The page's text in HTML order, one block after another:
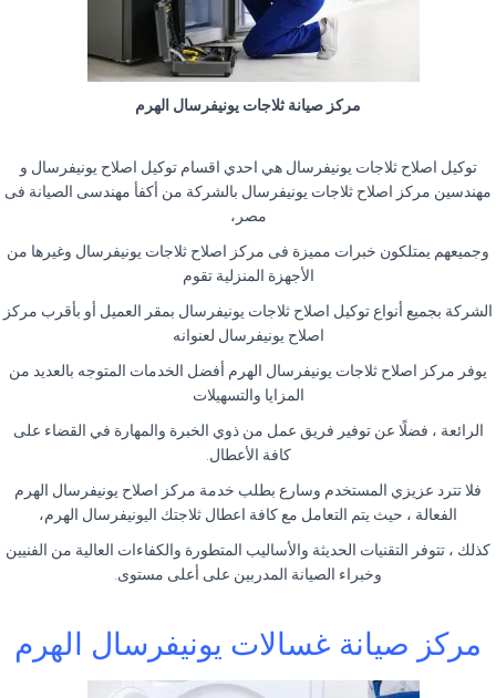
مركز صيانة ثلاجات يونيفرسال الهرم
توكيل اصلاح ثلاجات يونيفرسال هي احدي اقسام توكيل اصلاح يونيفرسال و
مهندسين مركز اصلاح ثلاجات يونيفرسال بالشركة من أكفأ مهندسى الصيانة فى
مصر،
وجميعهم يمتلكون خبرات مميزة فى مركز اصلاح ثلاجات يونيفرسال وغيرها من
الأجهزة المنزلية تقوم
الشركة بجميع أنواع توكيل اصلاح ثلاجات يونيفرسال بمقر العميل أو بأقرب مركز
اصلاح يونيفرسال لعنوانه
يوفر مركز اصلاح ثلاجات يونيفرسال الهرم أفضل الخدمات المتوجه بالعديد من
المزايا والتسهيلات
الرائعة ، فضلًا عن توفير فريق عمل من ذوي الخبرة والمهارة في القضاء على
كافة الأعطال.
فلا تترد عزيزي المستخدم وسارع بطلب خدمة مركز اصلاح يونيفرسال الهرم
الفعالة ، حيث يتم التعامل مع كافة اعطال ثلاجتك اليونيفرسال الهرم،
كذلك ، تتوفر التقنيات الحديثة والأساليب المتطورة والكفاءات العالية من الفنيين
وخبراء الصيانة المدربين على أعلى مستوى.
مركز صيانة غسالات يونيفرسال الهرم